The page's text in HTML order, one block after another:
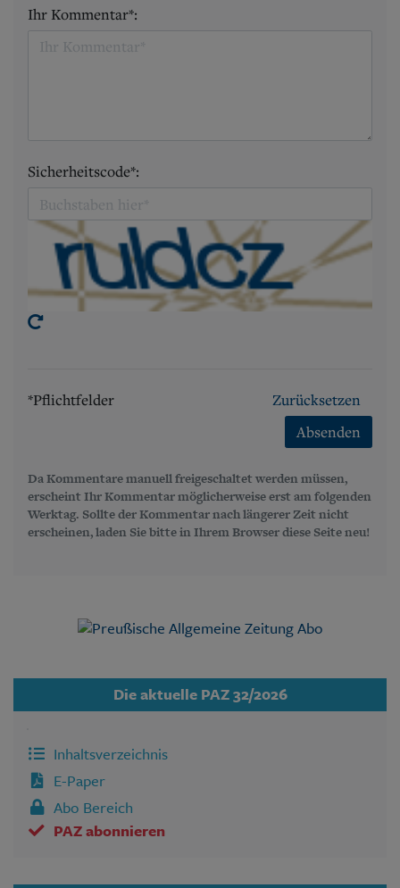
Ihr Kommentar*:
Sicherheitscode*:
*Pflichtfelder
Zurücksetzen
Absenden
Da Kommentare manuell freigeschaltet werden müssen,
erscheint Ihr Kommentar möglicherweise erst am folgenden
Werktag. Sollte der Kommentar nach längerer Zeit nicht
erscheinen, laden Sie bitte in Ihrem Browser diese Seite neu!
Die aktuelle PAZ 32/2026
Inhaltsverzeichnis
E-Paper
Abo Bereich
PAZ abonnieren